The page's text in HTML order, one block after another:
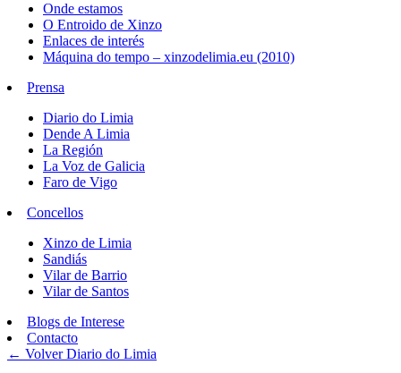
Onde estamos
O Entroido de Xinzo
Enlaces de interés
Máquina do tempo – xinzodelimia.eu (2010)
Prensa
Diario do Limia
Dende A Limia
La Región
La Voz de Galicia
Faro de Vigo
Concellos
Xinzo de Limia
Sandiás
Vilar de Barrio
Vilar de Santos
Blogs de Interese
Contacto
← VolverDiario do Limia